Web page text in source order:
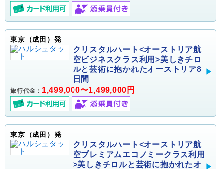
東京（成田）発
クリスタルハート<オーストリア航
空ビジネスクラス利用>美しきチロ
ルと芸術に抱かれたオーストリア8
日間
旅行代金： 1,499,000〜1,499,000円
東京（成田）発
クリスタルハート<オーストリア航
空プレミアムエコノミークラス利用
>美しきチロルと芸術に抱かれたオ